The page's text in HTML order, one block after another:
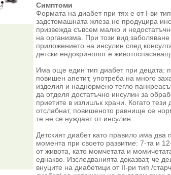
Симптоми
Формата на диабет при тях е от I-ви
задстомашната жлеза не продуцира
призвежда съвсем малко и
на организма. При този вид заболяване
приложението на инсулин след
детски ендокринолог е
Има още един тип диабет при децата:
повишен апетит, употреба на много
изделия и наднормено тегло
да отделя достатъчно инсулин за
приетите в излишък храни. Когато тези
отслабнат, повишеното равнище се
те не се нуждаят от инсулин.
Детският диабет като правило има два
момента при своето развитие: 7-та и
от живота, като момчетата и
еднакво. Изследванията доказват, че
внуците на диабетици от II-ри тип /